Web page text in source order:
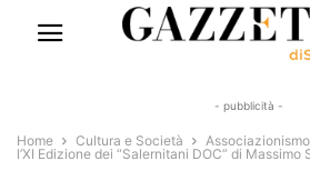
- pubblicità -
Home Cultura e Società Associazionismo
l’XI Edizione dei “Salernitani DOC” di Massimo